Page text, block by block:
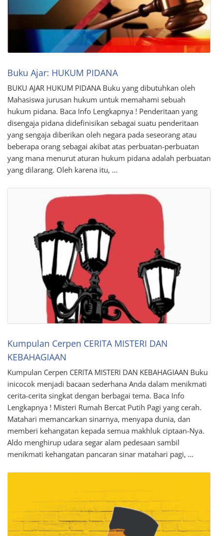
Buku Ajar: HUKUM PIDANA
BUKU AJAR HUKUM PIDANA Buku yang dibutuhkan oleh
Mahasiswa jurusan hukum untuk memahami sebuah
hukum pidana. Baca Info Lengkapnya ! Penderitaan yang
disengaja pidana didefinisikan sebagai suatu penderitaan
yang sengaja diberikan oleh negara pada seseorang atau
beberapa orang sebagai akibat atas perbuatan-perbuatan
yang mana menurut aturan hukum pidana adalah perbuatan
yang dilarang. Oleh karena itu, …
Kumpulan Cerpen CERITA MISTERI DAN
KEBAHAGIAAN
Kumpulan Cerpen CERITA MISTERI DAN KEBAHAGIAAN Buku
inicocok menjadi bacaan sederhana Anda dalam menikmati
cerita-cerita singkat dengan berbagai tema. Baca Info
Lengkapnya ! Misteri Rumah Bercat Putih Pagi yang cerah.
Matahari memancarkan sinarnya, menyapa dunia, dan
memberi kehangatan kepada semua makhluk ciptaan-Nya.
Aldo menghirup udara segar alam pedesaan sambil
menikmati kehangatan pancaran sinar matahari pagi, …